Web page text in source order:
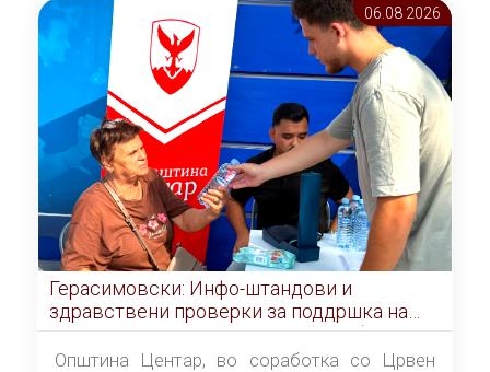
06.08 2026
Герасимовски: Инфо-штандови и
здравствени проверки за поддршка на
граѓаните во услови на топлотен бран
Општина Центар, во соработка со Црвен